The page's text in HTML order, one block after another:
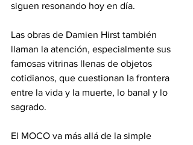
siguen resonando hoy en día.
Las obras de Damien Hirst también
llaman la atención, especialmente sus
famosas vitrinas llenas de objetos
cotidianos, que cuestionan la frontera
entre la vida y la muerte, lo banal y lo
sagrado.
El MOCO va más allá de la simple